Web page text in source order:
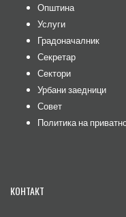
Општина
Услуги
Градоначалник
Секретар
Сектори
Урбани заедници
Совет
Политика на
КОНТАКТ